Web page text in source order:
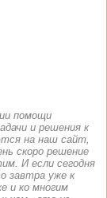
помощи
и решения к
на наш сайт,
скоро решение
И если сегодня
завтра уже к
и ко многим